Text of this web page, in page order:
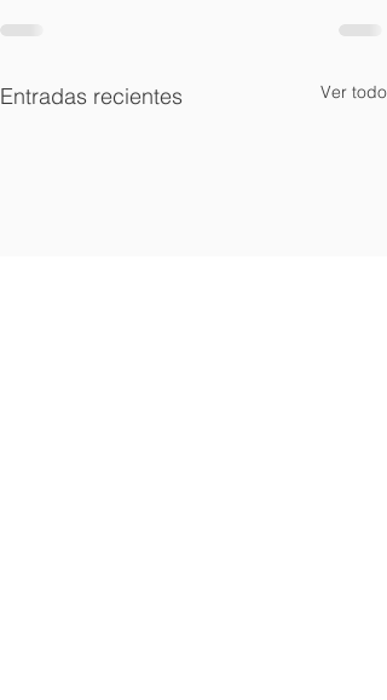
Entradas recientes Ver todo